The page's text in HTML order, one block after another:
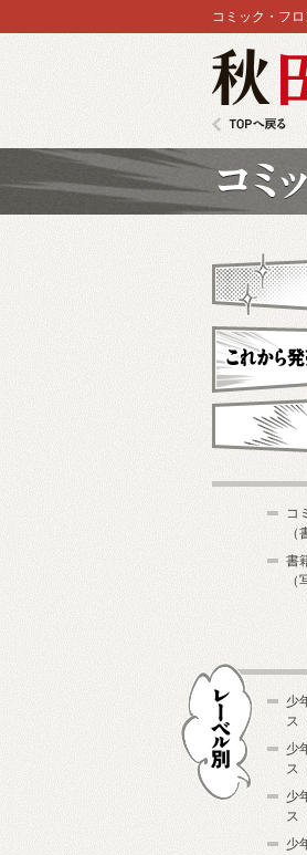
コミック・フ
新刊・近刊
これから発売
コ
書
少
ス
少
ス
少
ス
少